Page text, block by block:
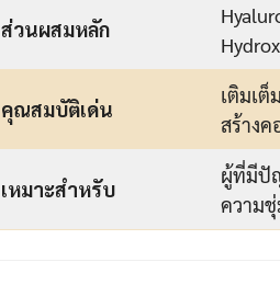
ส่วนผสมหลัก
คุณสมบัติเด่น
เติมเ
สร้างค
เหมาะสำหรับ
ผู้ที่มีปั
ความ